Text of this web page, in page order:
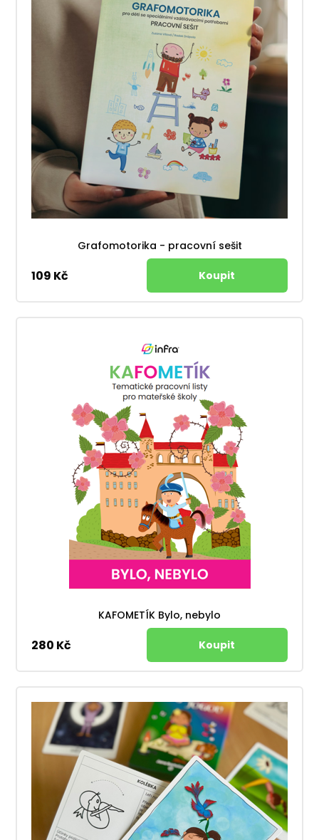
Grafomotorika - pracovní sešit
109 Kč
KAFOMETÍK Bylo, nebylo
280 Kč